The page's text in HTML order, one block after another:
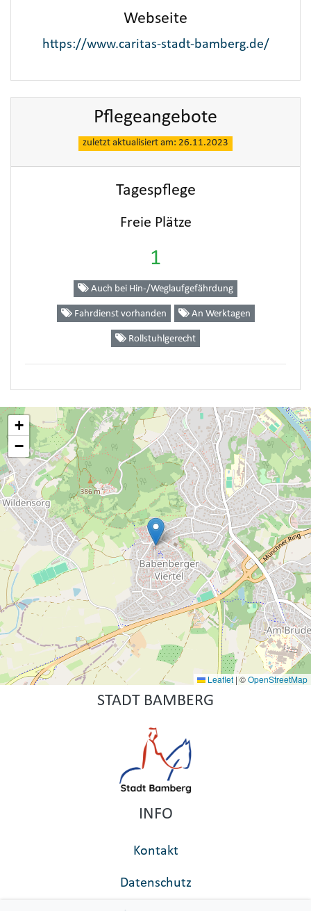
Webseite
https://www.caritas-stadt-bamberg.de/
Pflegeangebote
zuletzt aktualisiert am: 26.11.2023
Tagespflege
Freie Plätze
1
Auch bei Hin-/Weglaufgefährdung
Fahrdienst vorhanden An Werktagen
Rollstuhlgerecht
+
−
Leaflet |©OpenStreetMap
STADT BAMBERG
INFO
Kontakt
Datenschutz